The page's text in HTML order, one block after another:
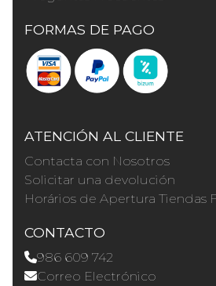
FORMAS DE PAGO
ATENCIÓN AL CLIENTE
Contacta con Nosotros
Solicitar una devolución
Horários de Apertura Tiendas
CONTACTO
986 609 742
Correo Electrónico